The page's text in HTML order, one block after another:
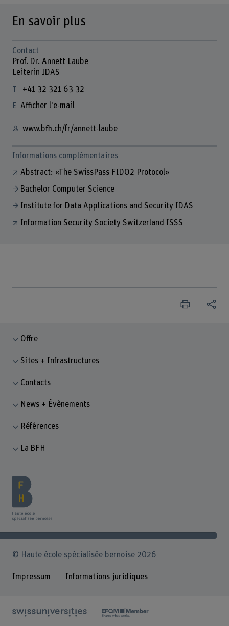
En savoir plus
Contact
Prof. Dr. Annett Laube
Leiterin IDAS
+41 32 321 63 32
Afficher l'e-mail
www.bfh.ch/fr/annett-laube
Informations complémentaires
Abstract: «The SwissPass FIDO2 Protocol»
Bachelor Computer Science
Institute for Data Applications and Security IDAS
Information Security Society Switzerland ISSS
Offre
Sites + Infrastructures
Contacts
News + Évènements
Références
La BFH
© Haute école spécialisée bernoise 2026
Impressum Informations juridiques